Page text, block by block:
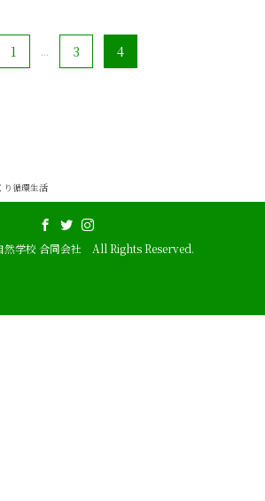
1 ... 3 4
り循環生活
然学校 合同会社 All Rights Reserved.